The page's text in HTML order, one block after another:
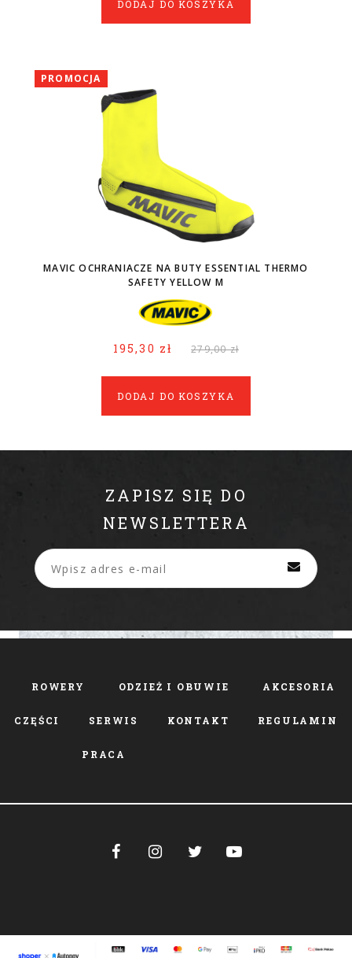
DODAJ DO KOSZYKA
MAVIC OCHRANIACZE NA BUTY ESSENTIAL THERMO
SAFETY YELLOW M
195,30 zł 279,00 zł
DODAJ DO KOSZYKA
PROMOCJA
ZAPISZ SIĘ DO
NEWSLETTERA
ROWERY ODZIEŻ I OBUWIE AKCESORIA
CZĘŚCI SERWIS KONTAKT REGULAMIN
PRACA
   